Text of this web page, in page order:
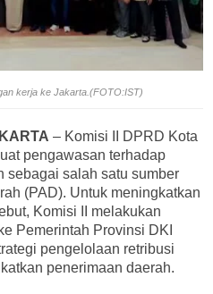
kerja ke Jakarta.(FOTO:IST)
– Komisi II DPRD Kota
pengawasan terhadap
sebagai salah satu sumber
(PAD). Untuk meningkatkan
Komisi II melakukan
Pemerintah Provinsi DKI
pengelolaan retribusi
penerimaan daerah.